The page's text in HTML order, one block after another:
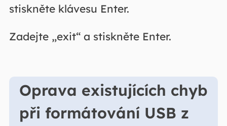
stiskněte klávesu Enter.
Zadejte „exit“ a stiskněte Enter.
Oprava existujících chyb
při formátování USB z